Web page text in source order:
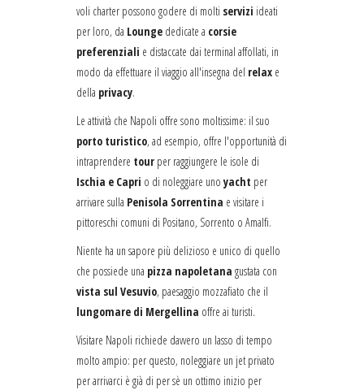
voli charter possono godere di molti servizi ideati
per loro, da Lounge dedicate a corsie
preferenziali e distaccate dai terminal affollati, in
modo da effettuare il viaggio all'insegna del relax e
della privacy.
Le attività che Napoli offre sono moltissime: il suo
porto turistico, ad esempio, offre l'opportunità di
intraprendere tour per raggiungere le isole di
Ischia e Capri o di noleggiare unoyacht per
arrivare sulla Penisola Sorrentina e visitare i
pittoreschi comuni di Positano, Sorrento o Amalfi.
Niente ha un sapore più delizioso e unico di quello
che possiede una pizza napoletana gustata con
vista sul Vesuvio, paesaggio mozzafiato che il
lungomare di Mergellina offre ai turisti.
Visitare Napoli richiede davvero un lasso di tempo
molto ampio: per questo, noleggiare un jet privato
per arrivarci è già di per sè un ottimo inizio per